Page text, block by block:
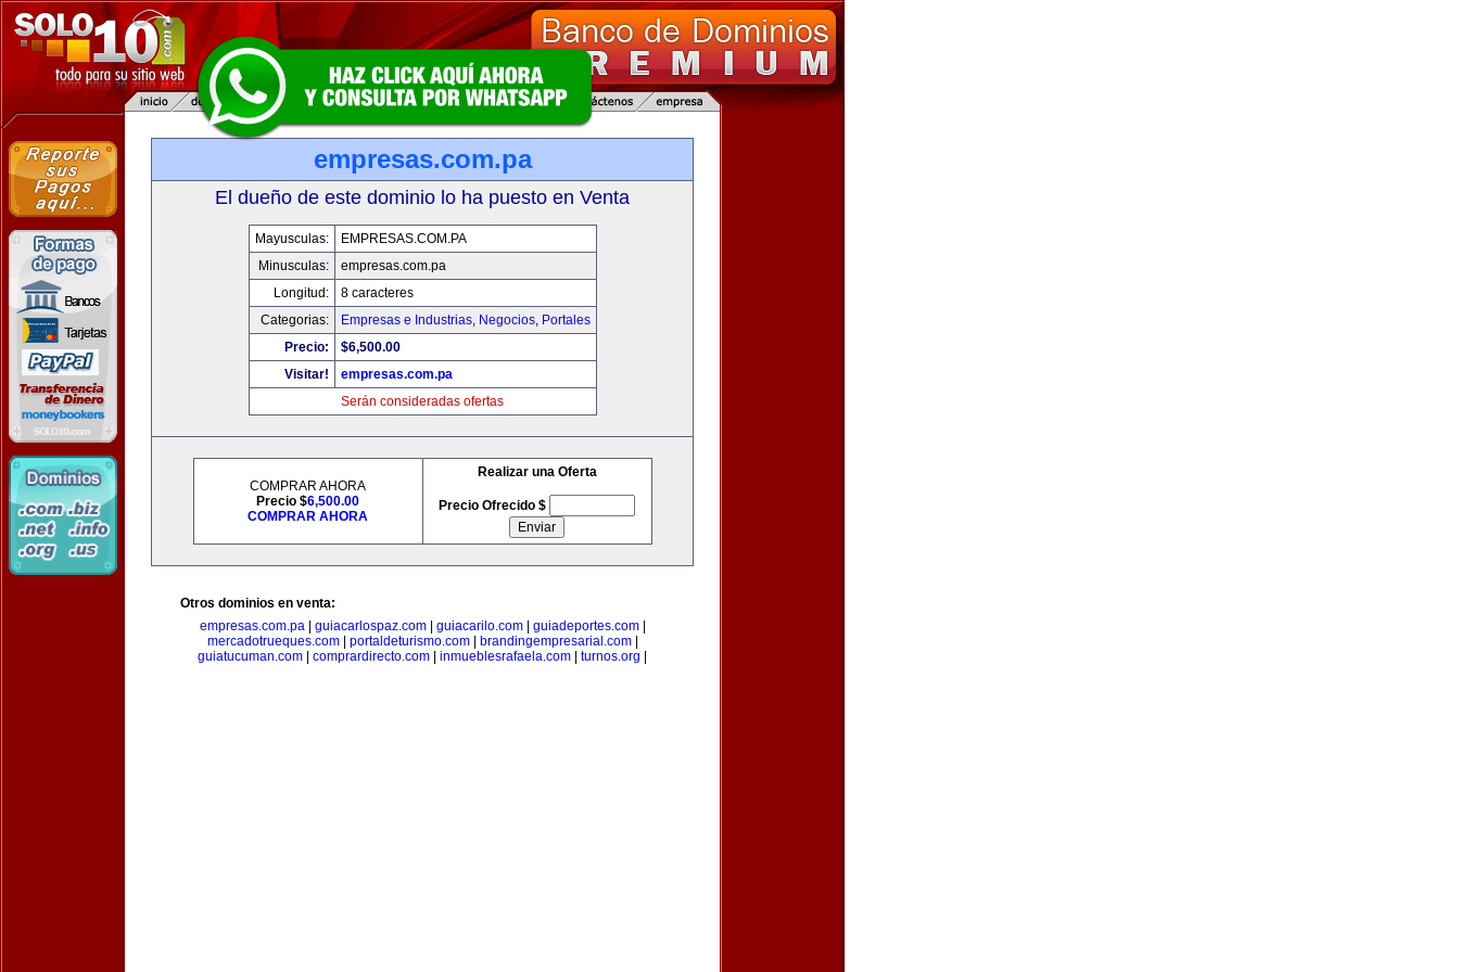
empresas.com.pa
El dueño de este dominio lo ha puesto en Venta
Mayusculas:
EMPRESAS.COM.PA
Minusculas:
empresas.com.pa
Longitud:
8 caracteres
Categorias:
Empresas e Industrias, Negocios, Portales
Precio:
$6,500.00
Visitar!
empresas.com.pa
Serán consideradas ofertas
COMPRAR AHORA
Precio $6,500.00
COMPRAR AHORA
Realizar una Oferta
Precio Ofrecido $
Otros dominios en venta:
empresas.com.pa| guiacarlospaz.com| guiacarilo.com| guiadeportes.com|
mercadotrueques.com| portaldeturismo.com| brandingempresarial.com|
guiatucuman.com
comprardirecto.com inmueblesrafaela.com turnos.org